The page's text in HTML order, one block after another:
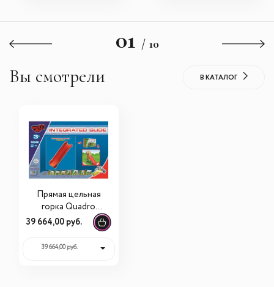
01 / 10
Вы смотрели В КАТАЛОГ
Прямая цельная
горка Quadro
10040 (Квадро)
39 664,00 руб.
39 664,00 руб.